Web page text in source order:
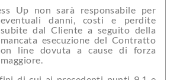
eventuali danni, costi e perdite
subite dal Cliente a seguito della
mancata esecuzione del Contratto
on line dovuta a cause di forza
maggiore.